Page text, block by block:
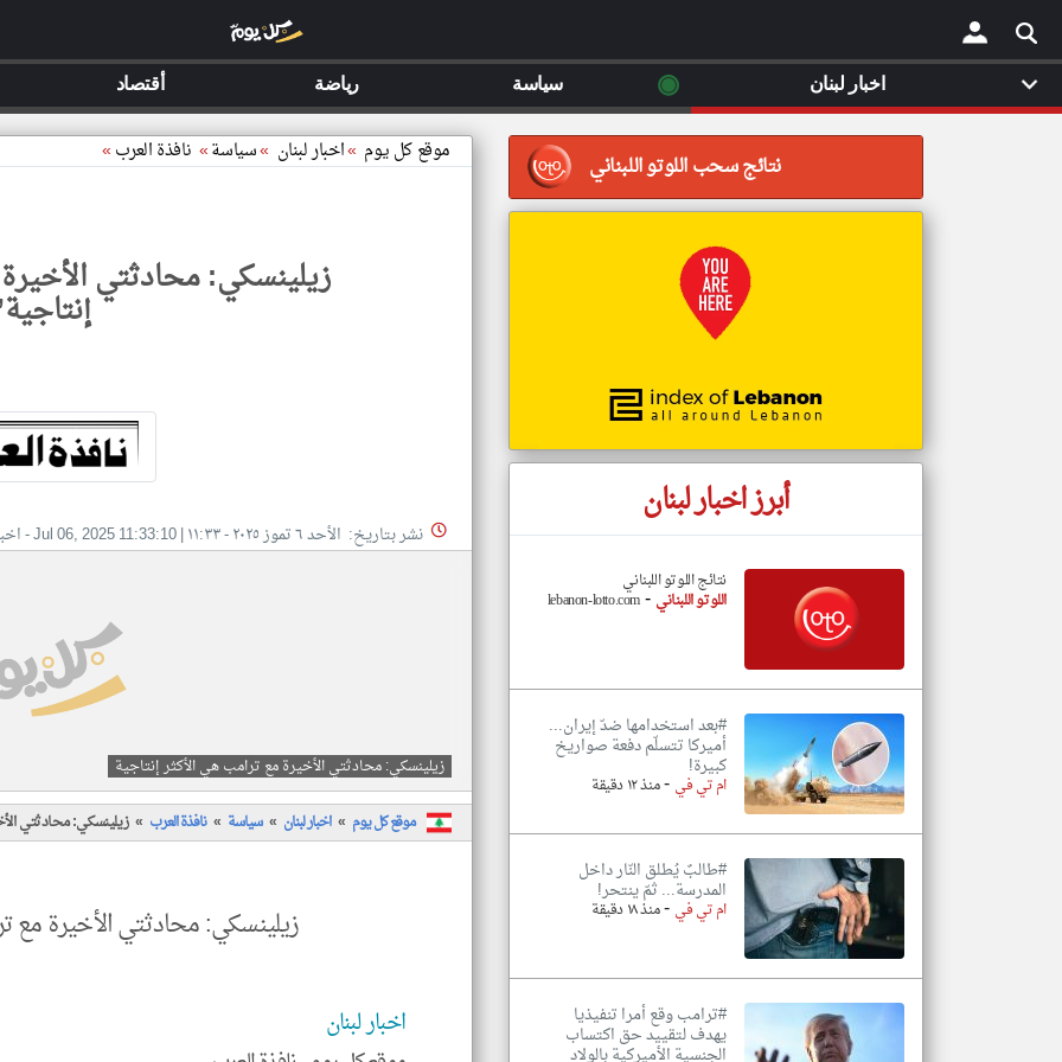
× موقع كل يوم »اخبار لبنان »سياسة» نافذة العرب»
زيلينسكي: محادثتي
نشر بتاريخ: الأحد ٦ تموز ٢٠٢٥ - ١١:٣٣ |
Jul 06, 2025 11:33:10
-
زيلينسكي: محادثتي الأخيرة مع ترامب هي الأكثر إنتاجية
موقع كل يوم اخبار لبنان سياسة نافذة العرب زيلينسكي: محادثتي
زيلينسكي: محادثتي الأخيرة مع
اخبار لبنان
نتائج سحب اللوتو اللبناني
أبرز اخبار لبنان
نتائج اللوتو اللبناني
اللوتو اللبناني -
lebanon-lotto.com
#بعد استخدامها ضدّ إيران...
أميركا تتسلّم دفعة صواريخ
كبيرة!
ام تي في -منذ ١٢ دقيقة
#طالبٌ يُطلق النّار داخل
المدرسة... ثمّ ينتحر!
ام تي في -منذ ١٨ دقيقة
#ترامب وقع أمرا تنفيذيا
يهدف لتقييد حق اكتساب
الجنسية الأميركية بالولاد
اخبار لبنان ◉ سياسة رياضة أقتصاد